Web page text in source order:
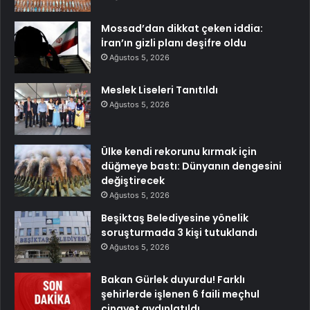
Mossad’dan dikkat çeken iddia:
İran’ın gizli planı deşifre oldu
Ağustos 5, 2026
Meslek Liseleri Tanıtıldı
Ağustos 5, 2026
Ülke kendi rekorunu kırmak için
düğmeye bastı: Dünyanın dengesini
değiştirecek
Ağustos 5, 2026
Beşiktaş Belediyesine yönelik
soruşturmada 3 kişi tutuklandı
Ağustos 5, 2026
Bakan Gürlek duyurdu! Farklı
şehirlerde işlenen 6 faili meçhul